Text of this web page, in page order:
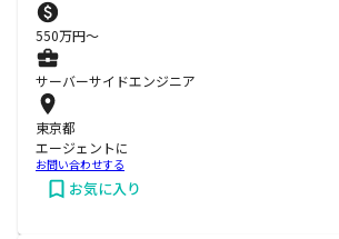
550万円〜
サーバーサイドエンジニア
東京都
エージェントに
お問い合わせする
お気に入り